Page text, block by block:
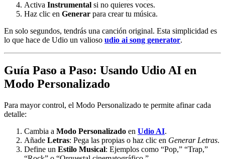
Activa Instrumental si no quieres voces.
Haz clic en Generar para crear tu música.
En solo segundos, tendrás una canción original. Esta simplicidad es
lo que hace de Udio un valioso udio ai song generator.
Guía Paso a Paso: Usando Udio AI en
Modo Personalizado
Para mayor control, el Modo Personalizado te permite afinar cada
detalle:
Cambia a Modo Personalizado en Udio AI.
Añade Letras: Pega las propias o haz clic en Generar Letras.
Define un Estilo Musical: Ejemplos como “Pop,” “Trap,”